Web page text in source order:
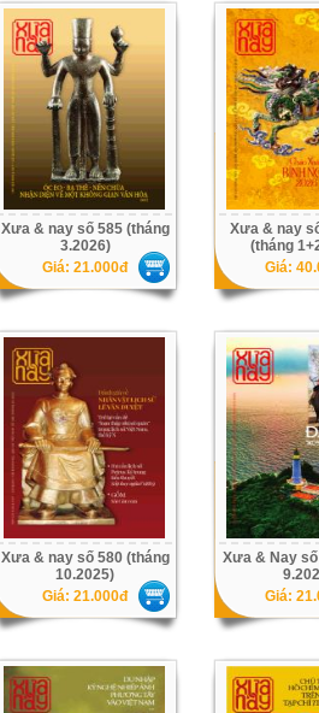
Xưa & nay số 585 (tháng
3.2026)
Giá: 21.000đ
Xưa & nay
(tháng
Giá:
Xưa & nay số 580 (tháng
10.2025)
Giá: 21.000đ
Xưa & Nay
Giá: